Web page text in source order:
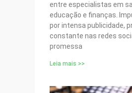
entre especialistas em
educação e finanças.
por intensa publicidade,
constante nas redes
promessa
Leia mais >>